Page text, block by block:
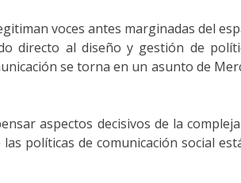
voces antes marginadas del
directo al diseño y gestión de
se torna en un asunto de
aspectos decisivos de la
políticas de comunicación social